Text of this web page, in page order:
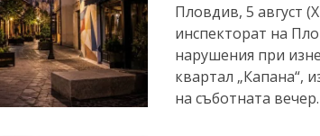
Пловдив, 5 август
инспекторат на
нарушения при
квартал „Капана“,
на съботната вечер.